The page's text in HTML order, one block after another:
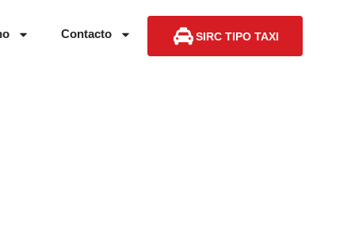
Contacto SIRC TIPO TAXI